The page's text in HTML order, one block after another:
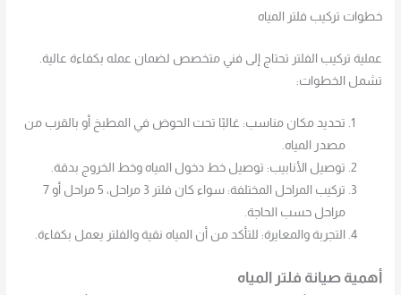
خطوات تركيب فلتر المياه
عملية تركيب الفلتر تحتاج إلى فني متخصص لضمان عمله بكفاءة عالية.
تشمل الخطوات:
تحديد مكان مناسب: غالبًا تحت الحوض في المطبخ أو بالقرب من
مصدر المياه.
توصيل الأنابيب: توصيل خط دخول المياه وخط الخروج بدقة.
تركيب المراحل المختلفة: سواء كان فلتر 3 مراحل، 5 مراحل أو 7
مراحل حسب الحاجة.
التجربة والمعايرة: للتأكد من أن المياه نقية والفلتر يعمل بكفاءة.
أهمية صيانة فلتر المياه